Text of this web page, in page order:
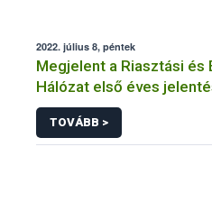
2022. július 8, péntek
Megjelent a Riasztási és
Hálózat első éves
TOVÁBB >